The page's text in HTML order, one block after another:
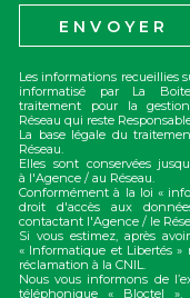
ENVOYER
Les informations recueillies
informatisé par La
traitement pour la
Réseau qui reste
La base légale du
Réseau.
Elles sont conservées
à l'Agence / au Réseau.
Conformément à la loi «
droit d'accès aux
contactant l'Agence / le
Si vous estimez, après
« Informatique et Libertés »
réclamation à la CNIL.
Nous vous informons de
téléphonique « Bloctel